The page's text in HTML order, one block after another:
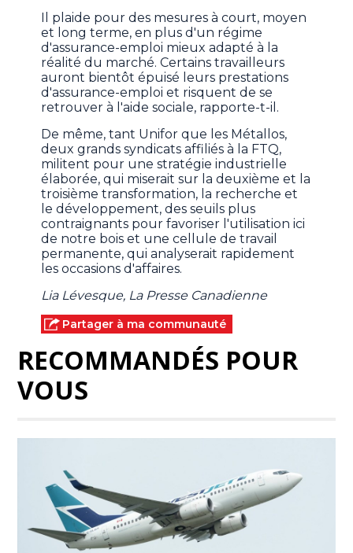
Il plaide pour des mesures à court, moyen
et long terme, en plus d'un régime
d'assurance-emploi mieux adapté à la
réalité du marché. Certains travailleurs
auront bientôt épuisé leurs prestations
d'assurance-emploi et risquent de se
retrouver à l'aide sociale, rapporte-t-il.
De même, tant Unifor que les Métallos,
deux grands syndicats affiliés à la FTQ,
militent pour une stratégie industrielle
élaborée, qui miserait sur la deuxième et la
troisième transformation, la recherche et
le développement, des seuils plus
contraignants pour favoriser l'utilisation ici
de notre bois et une cellule de travail
permanente, qui analyserait rapidement
les occasions d'affaires.
Lia Lévesque, La Presse Canadienne
Partager à ma communauté
RECOMMANDÉS POUR
VOUS